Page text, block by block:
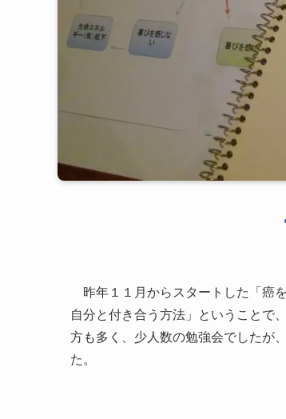
昨年１１月からスタートした「癌
自分と付き合う方法」ということで
方も多く、少人数の勉強会でしたが
た。